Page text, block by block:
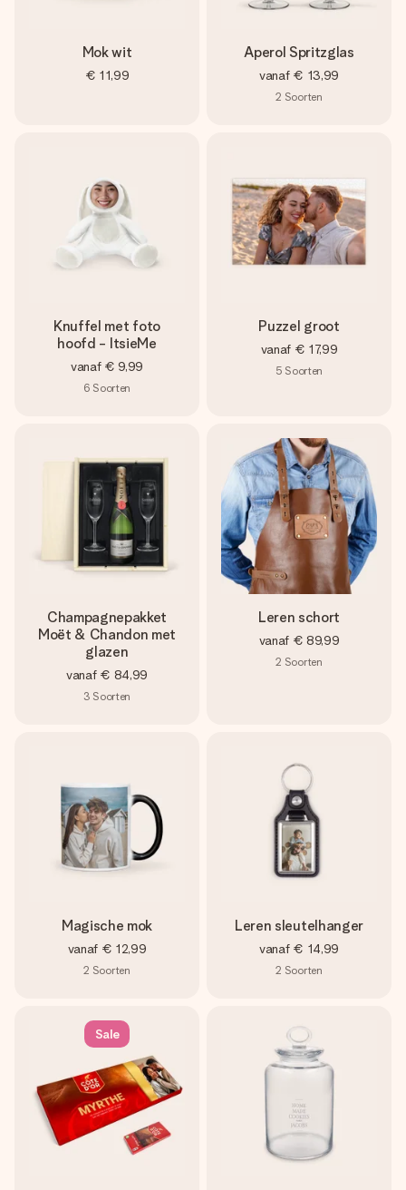
Mok wit
€ 11,99
Aperol Spritzglas
vanaf € 13,99
2 Soorten
Knuffel met foto
hoofd - ItsieMe
vanaf € 9,99
6 Soorten
Puzzel groot
vanaf € 17,99
5 Soorten
Champagnepakket
Moët & Chandon met
glazen
vanaf € 84,99
3 Soorten
Leren schort
vanaf € 89,99
2 Soorten
Magische mok
vanaf € 12,99
2 Soorten
Leren sleutelhanger
vanaf € 14,99
2 Soorten
Sale